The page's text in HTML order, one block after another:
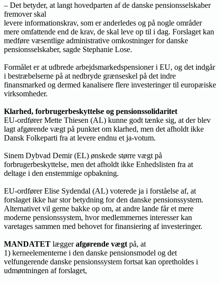
– Det betyder, at langt hovedparten af de danske pensionsselskaber
fremover skal
levere informationskrav, som er anderledes og på nogle områder
mere omfattende end de krav, de skal leve op til i dag. Forslaget kan
medføre væsentlige administrative omkostninger for danske
pensionsselskaber, sagde Stephanie Lose.
Formålet er at udbrede arbejdsmarkedspensioner i EU, og det indgår
i bestræbelserne på at nedbryde grænseskel på det indre
finansmarked og dermed kanalisere flere investeringer til europæiske
virksomheder.
Klarhed, forbrugerbeskyttelse og pensionssolidaritet
EU-ordfører Mette Thiesen (AL) kunne godt tænke sig, at der blev
lagt afgørende vægt på punktet om klarhed, men det afholdt ikke
Dansk Folkeparti fra at levere endnu et ja-votum.
Sinem Dybvad Demir (EL) ønskede større vægt på
forbrugerbeskyttelse, men det afholdt ikke Enhedslisten fra at
deltage i den enstemmige opbakning.
EU-ordfører Elise Sydendal (AL) voterede ja i forståelse af, at
forslaget ikke har stor betydning for den danske pensionssystem.
Alternativet vil gerne bakke op om, at andre lande får et mere
moderne pensionssystem, hvor medlemmernes interesser kan
varetages sammen med behovet for finansiering af investeringer.
MANDATET læggerafgørende vægt på, at
1) kerneelementerne i den danske pensionsmodel og det
velfungerende danske pensionssystem fortsat kan opretholdes i
udmøntningen af forslaget,